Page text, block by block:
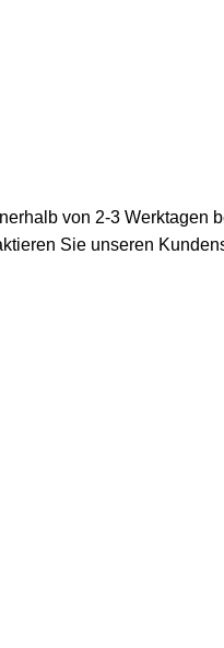
von 2-3 Werktagen
Sie unseren